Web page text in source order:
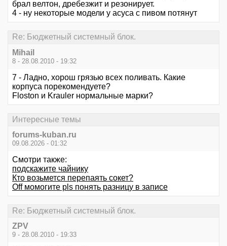
брал велтон, дребезжит и резонирует.
4 - ну некоторые модели у асуса с пивом потянут
Re: Бюджетный системный блок.
Mihail
8 - 28.08.2010 - 19:32
7 - Ладно, хорош грязью всех поливать. Какие
корпуса порекомендуете?
Floston и Krauler нормальные марки?
Интересные темы
forums-kuban.ru
09.08.2026 - 01:32
Смотри также:
подскажите чайнику
Кто возьмется перепаять сокет?
Оff момогите pls понять разницу в записе
Re: Бюджетный системный блок.
ZPV
9 - 28.08.2010 - 19:33